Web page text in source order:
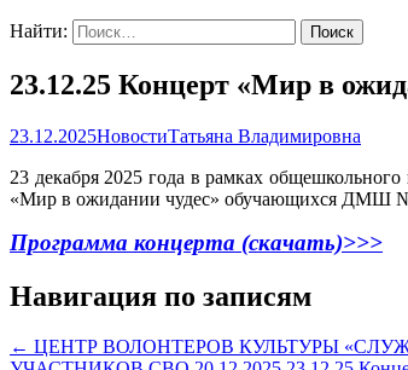
Найти:
23.12.25 Концерт «Мир в
23.12.2025НовостиТатьяна Владимировна
23 декабря 2025 года в рамках
«Мир в ожидании чудес» обучающихся ДМШ
Программа концерта (скачать)>>>
Навигация по записям
← ЦЕНТР ВОЛОНТЕРОВ КУЛЬТУРЫ